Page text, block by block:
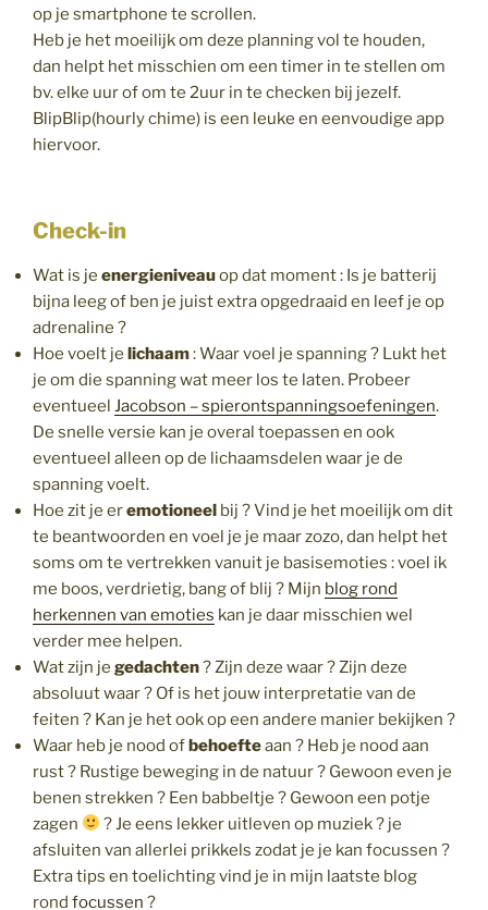
op je smartphone te scrollen.
Heb je het moeilijk om deze planning vol te houden,
dan helpt het misschien om een timer in te stellen om
bv. elke uur of om te 2uur in te checken bij jezelf.
BlipBlip(hourly chime) is een leuke en eenvoudige app
hiervoor.
Check-in
Wat is je energieniveauop dat moment : Is je batterij
bijna leeg of ben je juist extra opgedraaid en leef je op
adrenaline ?
Hoe voelt je lichaam: Waar voel je spanning ? Lukt het
je om die spanning wat meer los te laten. Probeer
eventueel Jacobson – spierontspanningsoefeningen.
De snelle versie kan je overal toepassen en ook
eventueel alleen op de lichaamsdelen waar je de
spanning voelt.
Hoe zit je eremotioneel bij ? Vind je het moeilijk om dit
te beantwoorden en voel je je maar zozo, dan helpt het
soms om te vertrekken vanuit je basisemoties : voel ik
me boos, verdrietig, bang of blij ? Mijn blog rond
herkennen van emoties kan je daar misschien wel
verder mee helpen.
Wat zijn je gedachten? Zijn deze waar ? Zijn deze
absoluut waar ? Of is het jouw interpretatie van de
feiten ? Kan je het ook op een andere manier bekijken ?
Waar heb je nood ofbehoefteaan ? Heb je nood aan
rust ? Rustige beweging in de natuur ? Gewoon even je
benen strekken ? Een babbeltje ? Gewoon een potje
zagen
? Je eens lekker uitleven op muziek ? je
afsluiten van allerlei prikkels zodat je je kan focussen ?
Extra tips en toelichting vind je in mijn laatste blog
rond focussen ?